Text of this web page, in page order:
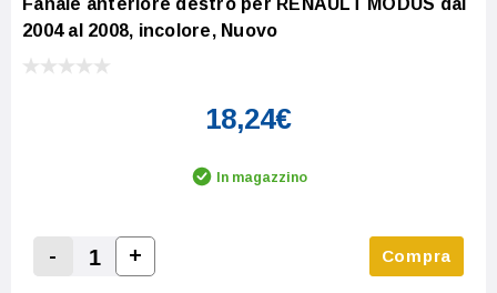
2004 al 2008, incolore, Nuovo
18,24€
In magazzino
Decrease Quantity:
-
Increase Quantity:
+ Compra